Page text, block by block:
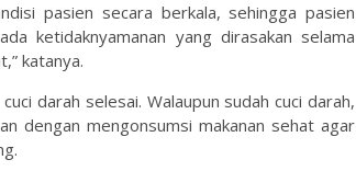
pasien secara berkala, sehingga pasien
ketidaknyamanan yang dirasakan selama
katanya.
darah selesai. Walaupun sudah cuci darah,
dengan mengonsumsi makanan sehat agar